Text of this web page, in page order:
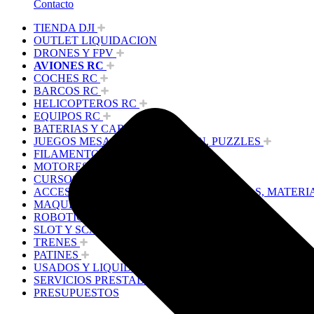
Contacto
TIENDA DJI
OUTLET LIQUIDACION
DRONES Y FPV
AVIONES RC
COCHES RC
BARCOS RC
HELICOPTEROS RC
EQUIPOS RC
BATERIAS Y CARGADORES
JUEGOS MESA, CONSTRUCCION, PUZZLES
FILAMENTO IMPRESORA 3D
MOTORES Y ACCESORIOS
CURSOS Y TALLERES
ACCESORIOS, HERRAMIENTAS, PINTURAS,
MAQUETAS ESTÁTICAS Y COLECCIÓN
ROBOTICA Y GADGETS ELECTRÓNICOS
SLOT Y SCALEXTRIC
TRENES
PATINES
USADOS Y LIQUIDACION
SERVICIOS PRESTADOS
PRESUPUESTOS